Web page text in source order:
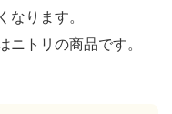
なります。
ニトリの商品です。